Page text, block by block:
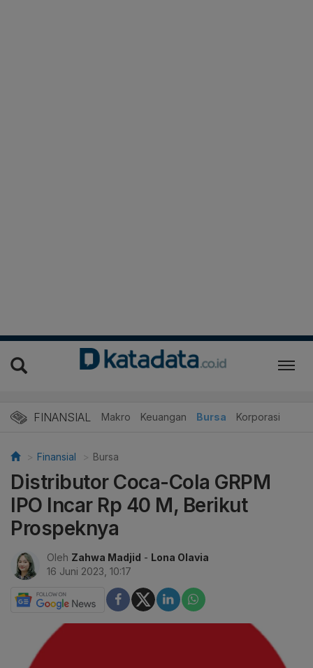
FINANSIAL Makro Keuangan Bursa Korporasi
Finansial Bursa
Distributor Coca-Cola GRPM
IPO Incar Rp 40 M, Berikut
Prospeknya
Oleh Zahwa Madjid - Lona Olavia
16 Juni 2023, 10:17